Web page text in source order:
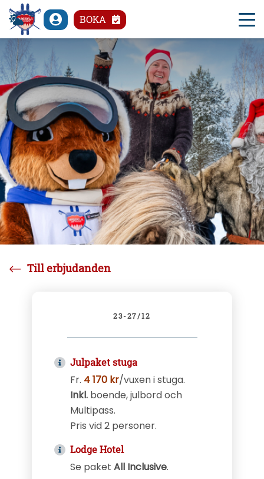
°C BOKA
Till erbjudanden
23-27/12
Julpaket stuga
Fr. 4 170 kr/vuxen i stuga.
Inkl.boende, julbord och
Multipass.
Pris vid 2 personer.
Lodge Hotel
Se paketAll Inclusive.